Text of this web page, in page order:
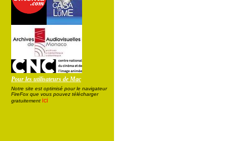
Pour les utilisateurs de Mac
Notre site est optimisé pour le navigateur
FireFox que vous pouvez télécharger
gratuitement ici